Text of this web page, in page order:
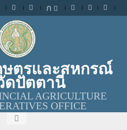
ก
ษตรและสหกรณ์
ดปัตตานี
AGRICULTURE
OFFICE